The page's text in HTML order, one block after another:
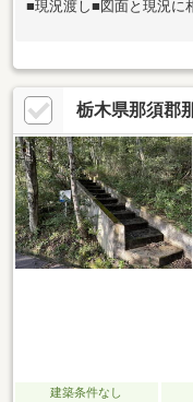
■現況渡し■図面と現況に
栃木県那須郡
建築条件なし